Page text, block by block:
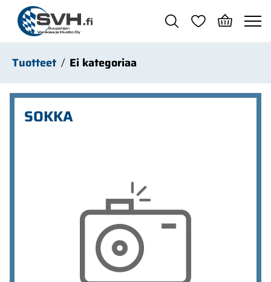
Siirry pääsisältöön
Tuotteet Ei kategoriaa
SOKKA